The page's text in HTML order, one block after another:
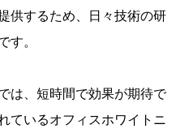
供するため、日々技術の研
。
は、短時間で効果が期待で
ているオフィスホワイトニ